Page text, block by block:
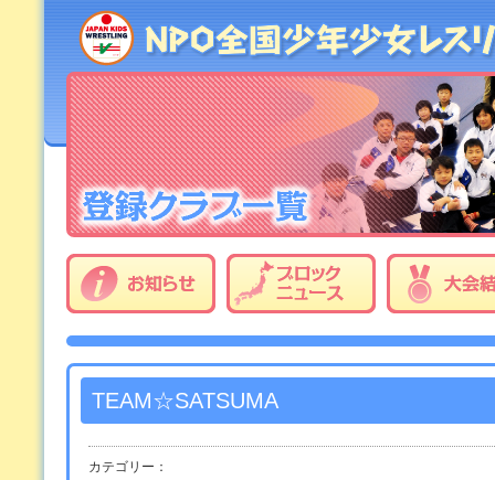
TEAM☆SATSUMA
カテゴリー：